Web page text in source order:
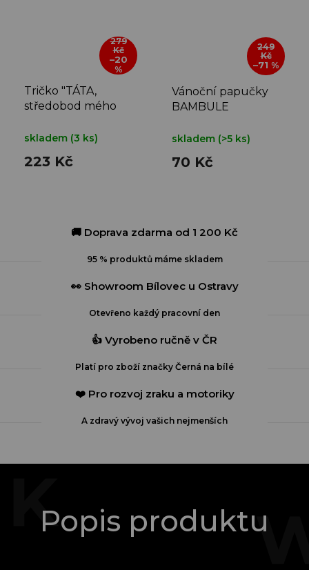
279
Kč
–20
%
Tričko "TÁTA,
středobod mého
skladem (3 ks)
223 Kč
249
Kč
–71 %
Vánoční papučky
BAMBULE
skladem (>5 ks)
70 Kč
🚚 Doprava zdarma od 1 200 Kč
95 % produktů máme skladem
👀 Showroom Bílovec u Ostravy
Otevřeno každý pracovní den
👍 Vyrobeno ručně v ČR
Platí pro zboží značky Černá na bílé
❤️ Pro rozvoj zraku a motoriky
A zdravý vývoj vašich nejmenších
Popis produktu